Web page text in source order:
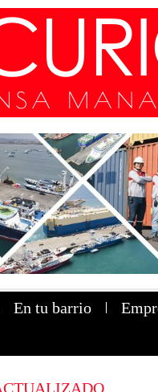
En tu barrio